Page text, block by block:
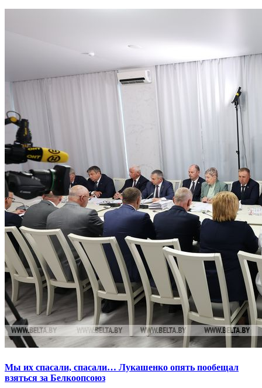
Мы их спасали, спасали… Лукашенко опять пообещал
взяться за Белкоопсоюз